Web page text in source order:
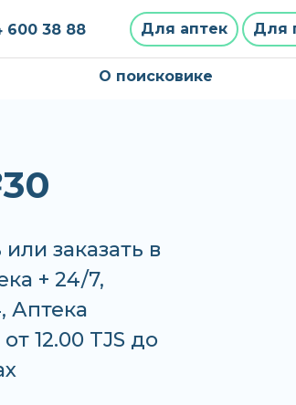
600 38 88 Для аптек Для
О поисковике
заказать в
+ 24/7,
Аптека
12.00 TJS до